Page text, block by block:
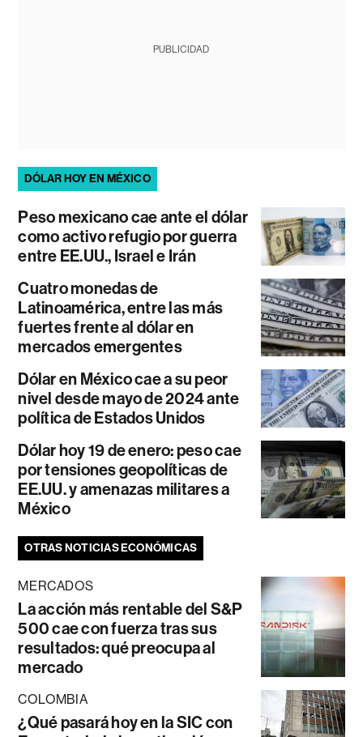
PUBLICIDAD
DÓLAR HOY EN MÉXICO
Peso mexicano cae ante el dólar
como activo refugio por guerra
entre EE.UU., Israel e Irán
Cuatro monedas de
Latinoamérica, entre las más
fuertes frente al dólar en
mercados emergentes
Dólar en México cae a su peor
nivel desde mayo de 2024 ante
política de Estados Unidos
Dólar hoy 19 de enero: peso cae
por tensiones geopolíticas de
EE.UU. y amenazas militares a
México
OTRAS NOTICIAS ECONÓMICAS
MERCADOS
La acción más rentable del S&P
500 cae con fuerza tras sus
resultados: qué preocupa al
mercado
COLOMBIA
¿Qué pasará hoy en la SIC con